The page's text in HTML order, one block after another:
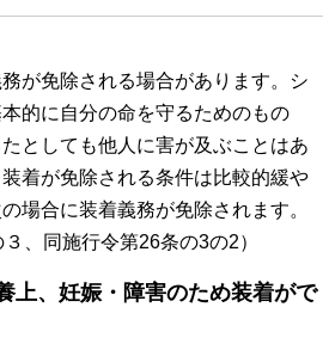
が免除される場合があります。シ
的に自分の命を守るためのもの
としても他人に害が及ぶことはあ
着が免除される条件は比較的緩や
場合に装着義務が免除されます。
、同施行令第26条の3の2）
上、妊娠・障害のため装着がで